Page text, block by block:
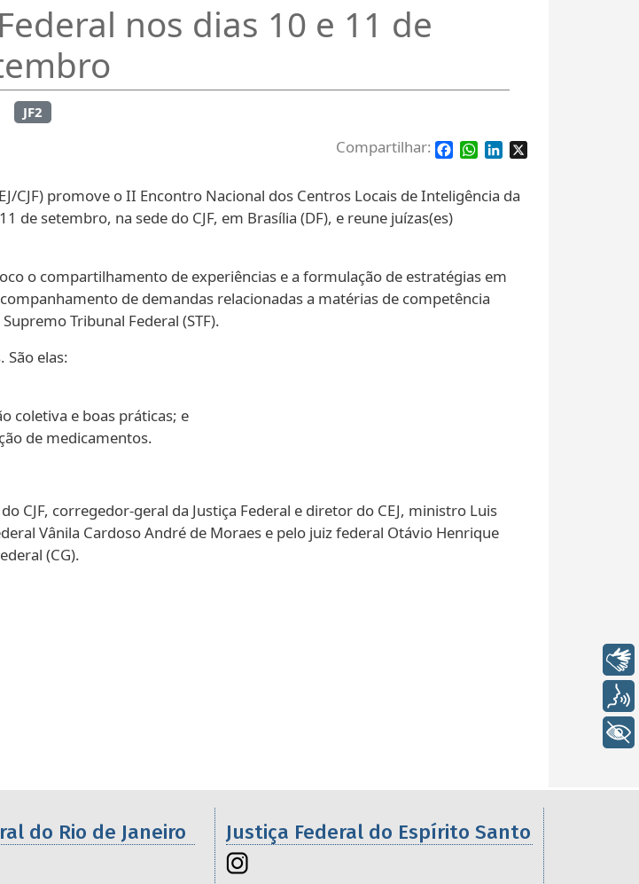
nos dias 10 e 11 de
JF2
Facebook
WhatsApp
LinkedIn
CJF) promove o II Encontro Nacional dos Centros Locais de Inteligência da
de setembro, na sede do CJF, em Brasília (DF), e reune juízas(es)
o compartilhamento de experiências e a formulação de estratégias em
de demandas relacionadas a matérias de competência
Tribunal Federal (STF).
elas:
coletiva e boas práticas; e
de medicamentos.
CJF, corregedor-geral da Justiça Federal e diretor do CEJ, ministro Luis
Vânila Cardoso André de Moraes e pelo juiz federal Otávio Henrique
(CG).
do Rio de Janeiro Justiça Federal do Espírito Santo